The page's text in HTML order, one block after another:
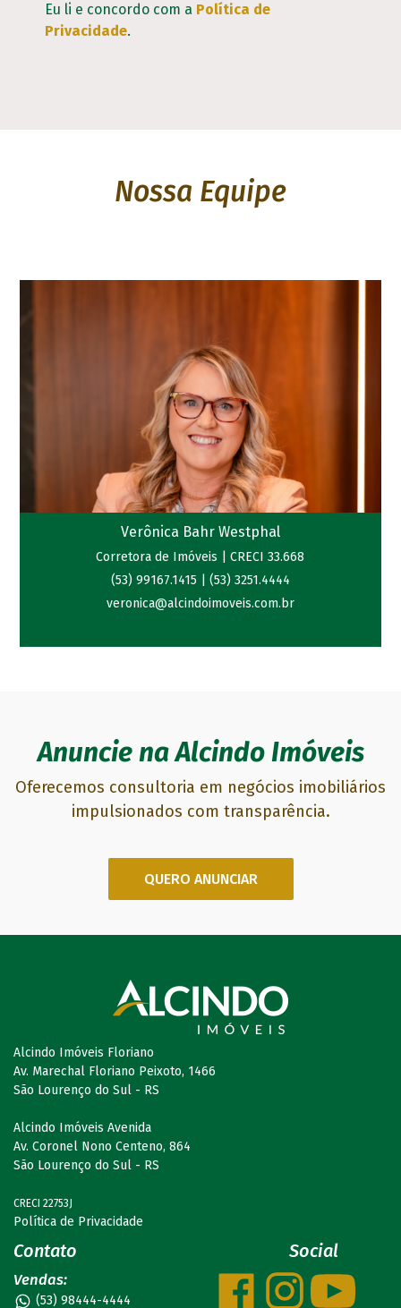
Eu li e concordo com a Política de
Privacidade.
Nossa Equipe
Verônica Bahr Westphal
Corretora de Imóveis | CRECI 33.668
(53) 99167.1415
(53) 3251.4444
veronica@alcindoimoveis.com.br
Anuncie na Alcindo Imóveis
Oferecemos consultoria em negócios imobiliários
impulsionados com transparência.
QUERO ANUNCIAR
Alcindo Imóveis Floriano
Av. Marechal Floriano Peixoto, 1466
São Lourenço do Sul - RS
Alcindo Imóveis Avenida
Av. Coronel Nono Centeno, 864
São Lourenço do Sul - RS
CRECI 22753J
Política de Privacidade
Contato
Vendas:
(53) 98444-4444
Social